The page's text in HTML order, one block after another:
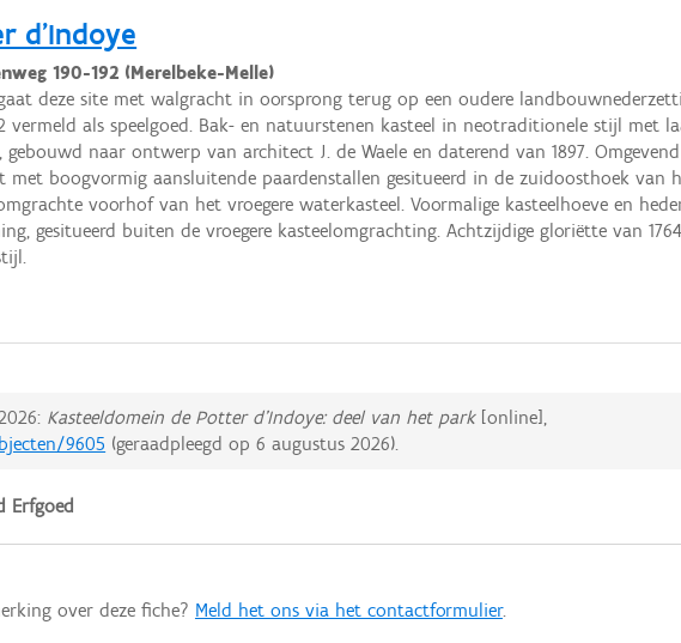
d'Indoye
190-192 (Merelbeke-Melle)
deze site met walgracht in oorsprong terug op een oudere
vermeld als speelgoed. Bak- en natuurstenen kasteel in neotraditionele stijl met
gebouwd naar ontwerp van architect J. de Waele en daterend van 1897.
met boogvormig aansluitende paardenstallen gesitueerd in de zuidoosthoek van
voorhof van het vroegere waterkasteel. Voormalige kasteelhoeve en
gesitueerd buiten de vroegere kasteelomgrachting. Achtzijdige gloriëtte van
Kasteeldomein de Potter d'Indoye: deel van het park[online],
9605 (geraadpleegd op6 augustus 2026).
Erfgoed
over deze fiche? Meld het ons via het contactformulier.